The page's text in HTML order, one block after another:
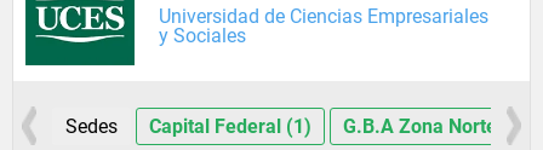
Universidad de Ciencias Empresariales
y Sociales
Sedes Capital Federal (1) G.B.A Zona Norte (3)